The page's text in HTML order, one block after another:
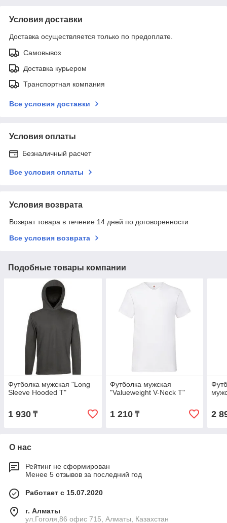
Условия доставки
Доставка осуществляется только по предоплате.
Самовывоз
Доставка курьером
Транспортная компания
Все условия доставки
Условия оплаты
Безналичный расчет
Все условия оплаты
Условия возврата
Возврат товара в течение 14 дней по договоренности
Все условия возврата
Подобные товары компании
Футболка мужская "Long
Sleeve Hooded T"
1 930 ₸
Футболка мужская
"Valueweight V-Neck T"
1 210₸ 2
О нас
Рейтинг не сформирован
Менее 5 отзывов за последний год
Работает с 15.07.2020
г. Алматы
ул.Гоголя,86 офис 715, Алматы, Казахстан